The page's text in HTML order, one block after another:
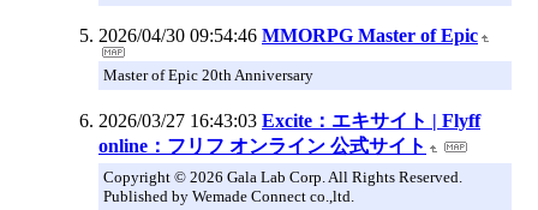
2026/04/30 09:54:46 MMORPG Master of Epic
Master of Epic 20th Anniversary
2026/03/27 16:43:03 Excite：エキサイト | Flyff
online：フリフ オンライン 公式サイト
Copyright © 2026 Gala Lab Corp. All Rights Reserved.
Published by Wemade Connect co.,ltd.